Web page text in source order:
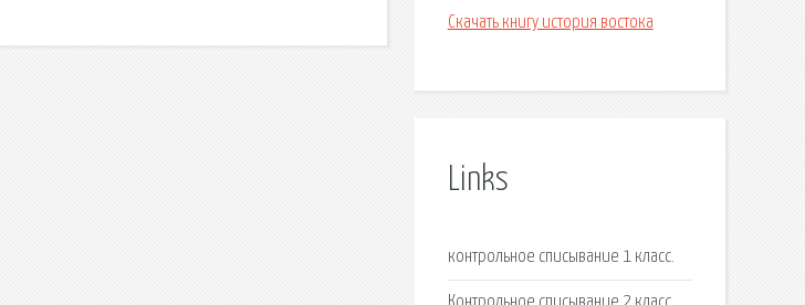
Скачать книгу история востока
Links
контрольное списывание 1 класс.